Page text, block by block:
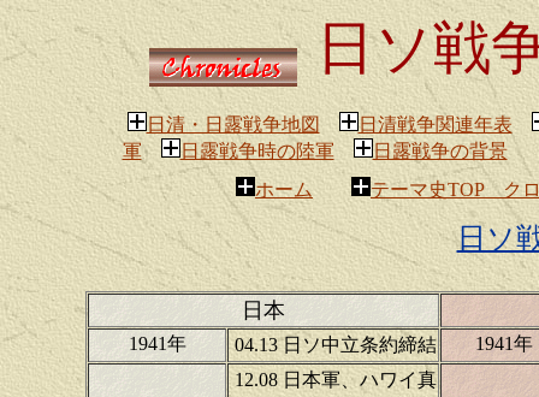
日ソ戦
日清・日露戦争地図
日清戦争関連年表
軍
日露戦争時の陸軍
日露戦争の背景
ホーム
テーマ史TOP ク
日ソ
日本
1941年 04.13 日ソ中立条約締結
1941年
12.08 日本軍、ハワイ真